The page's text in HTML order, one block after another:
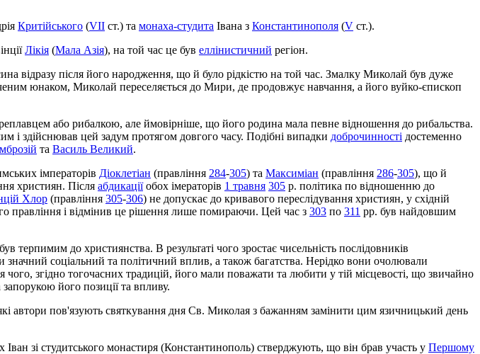
Критійського (VII ст.) та монаха-студита Івана з Константинополя (V ст.).
Лікія (Мала Азія), на той час це був еллінистичний регіон.
відразу після його народження, що й було рідкістю на той час. Змалку Миколай був дуже
юнаком, Миколай переселяється до Мири, де продовжує навчання, а його вуйко-єпископ
або рибалкою, але ймовірніше, що його родина мала певне відношення до рибальства.
і здійснював цей задум протягом довгого часу. Подібні випадки доброчинності достеменно
та Василь Великий.
імператорів Діоклетіан (правління 284-305) та Максиміан (правління 286-305), що й
християн. Після абдикаціїобох імераторів 1 травня 305 р. політика по відношенню до
Хлор (правління 305-306) не допускає до кривавого переслідування християн, у східній
правління і відмінив це рішення лише помираючи. Цей час з 303 по 311 рр. був найдовшим
терпимим до християнства. В результаті чого зростає чисельність послідовників
значний соціальний та політичний вплив, а також багатства. Нерідко вони очолювали
згідно тогочасних традицій, його мали поважати та любити у тій місцевості, що звичайно
його позиції та впливу.
автори пов'язують святкування дня Св. Миколая з бажанням замінити цим язичницький день
зі студитського монастиря (Константинополь) стверджують, що він брав участь у Першому